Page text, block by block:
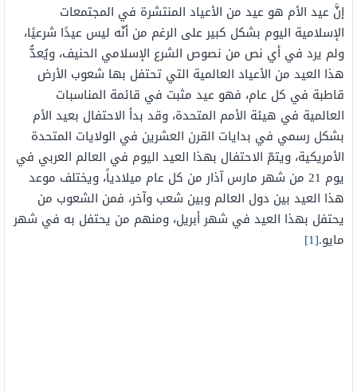
إنَّ عيد الأم هو عيد من الأعياد المنتشرة في المجتمعات
الإسلامية اليوم بشكل كبير على الرغم من أنّه ليس عيدًا شرعيًا،
ولم يرد في أي نص من نصوص الشرع الإسلامي الحنيف، ويُعدُّ
هذا العيد من الأعياد العالمية التي تحتفل بها شعوب الأرض
قاطبة في كل عام، فهو عيد مثبت في قائمة المناسبات
العالمية في هيئة الأمم المتحدة، وقد بدأ الاحتفال بعيد الأم
بشكل رسمي في بدايات القرن العشرين في الولايات المتحدة
الأمريكية، ويتمّ الاحتفال بهذا العيد اليوم في العالم العربي في
يوم 21 من شهر مارس آذار من كل عام ميلادياً، ويختلف موعد
هذا العيد بين دول العالم وبين شعب وآخر، فمن الشعوب من
يحتفل بهذا العيد في شهر أبريل، ومنهم من يحتفل به في شهر
مايو.[1]